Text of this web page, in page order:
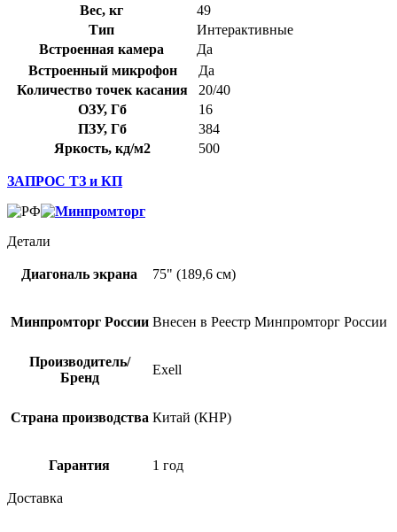
Вес, кг
49
Тип
Интерактивные
Встроенная камера
Да
Встроенный микрофон
Да
Количество точек касания
20/40
ОЗУ, Гб
16
ПЗУ, Гб
384
Яркость, кд/м2
500
ЗАПРОС ТЗ и КП
Детали
Диагональ экрана 75" (189,6 см)
Минпромторг России Внесен в Реестр Минпромторг России
Производитель/
Бренд
Exell
Страна производства Китай (КНР)
Гарантия 1 год
Доставка